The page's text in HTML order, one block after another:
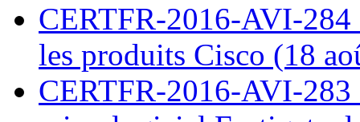
CERTFR-2016-AVI-
les produits Cisco (18
CERTFR-2016-AVI-